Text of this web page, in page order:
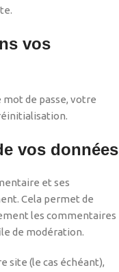
vos
de passe, votre
vos données
et ses
Cela permet de
les commentaires
de modération.
site (le cas échéant),